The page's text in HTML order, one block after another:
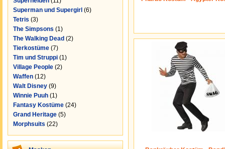
Superman und Supergirl (6)
Tetris (3)
The Simpsons (1)
The Walking Dead (2)
Tierkostüme (7)
Tim und Struppi (1)
Village People (2)
Waffen (12)
Walt Disney (9)
Winnie Puuh (1)
Fantasy Kostüme (24)
Grand Heritage (5)
Morphsuits (22)